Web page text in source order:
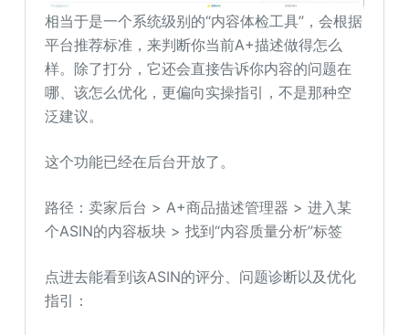
相当于是一个系统级别的“内容体检工具”，会根据
平台推荐标准，来判断你当前A+描述做得怎么
样。除了打分，它还会直接告诉你内容的问题在
哪、该怎么优化，更偏向实操指引，不是那种空
泛建议。
这个功能已经在后台开放了。
路径：卖家后台 > A+商品描述管理器 > 进入某
个ASIN的内容板块 > 找到“内容质量分析”标签
点进去能看到该ASIN的评分、问题诊断以及优化
指引：